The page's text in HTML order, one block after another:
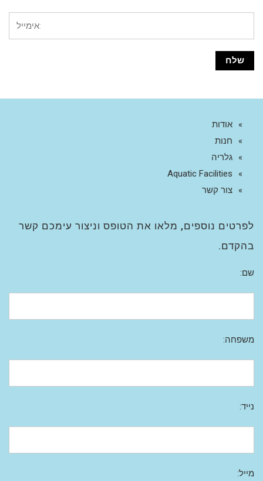
אודות
חנות
גלריה
Aquatic Facilities
צור קשר
לפרטים נוספים, מלאו את הטופס וניצור עימכם קשר
בהקדם.
שם:
משפחה:
נייד:
מייל: